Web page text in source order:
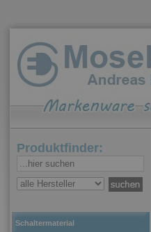
Produktfinder:
Schaltermaterial